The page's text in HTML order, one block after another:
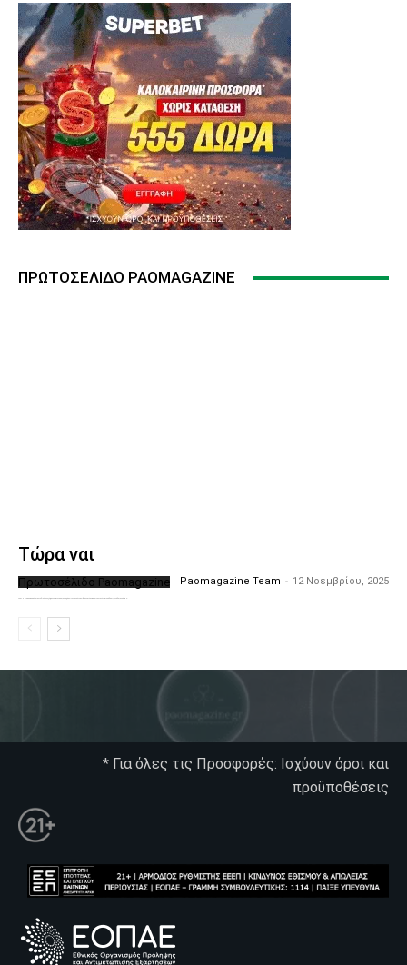
ΠΡΩΤΟΣΈΛΙΔΟ PAOMAGAZINE
Τώρα ναι
Πρωτοσέλιδο Paomagazine Paomagazine Team - 12 Νοεμβρίου, 2025
* Για όλες τις Προσφορές: Ισχύουν όροι και
προϋποθέσεις